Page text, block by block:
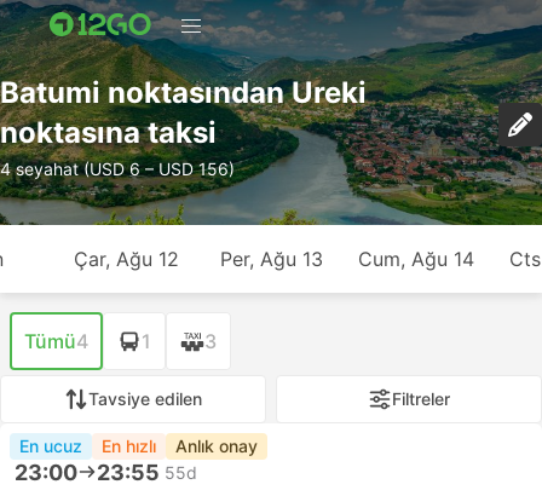
Batumi noktasından Ureki
noktasına taksi
4 seyahat (USD 6 – USD 156)
Çar, Ağu 12 Per, Ağu 13 Cum, Ağu 14
Tümü4 1 3
Tavsiye edilen Filtreler
En ucuz En hızlı Anlık onay
23:00 23:55 55d